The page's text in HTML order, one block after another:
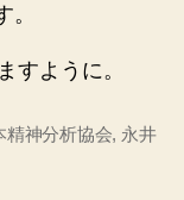
。
すように。
精神分析協会, 永井